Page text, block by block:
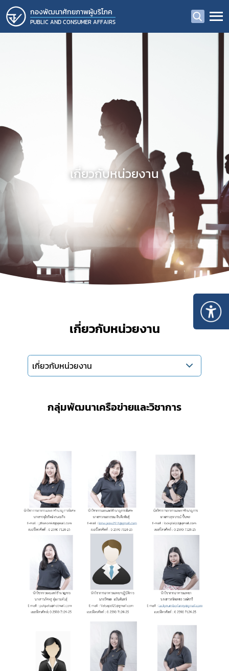
กองพัฒนาศักยภาพผู้บริโภค
PUBLIC AND CONSUMER AFFAIRS
เกี่ยวกับหน่วยงาน
เกี่ยวกับหน่วยงาน
เกี่ยวกับหน่วยงาน
กลุ่มพัฒนาเครือข่ายและวิชาการ